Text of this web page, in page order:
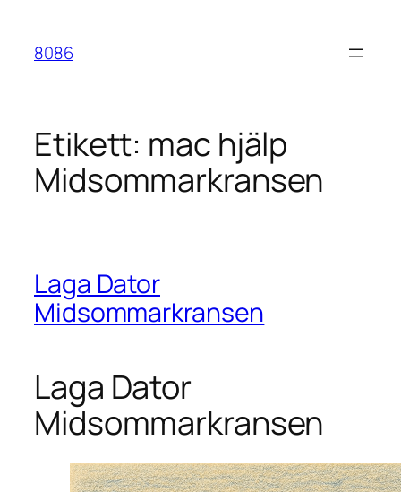
innehåll
8086
Etikett: mac hjälp
Midsommarkransen
Laga Dator
Midsommarkransen
Laga Dator
Midsommarkransen